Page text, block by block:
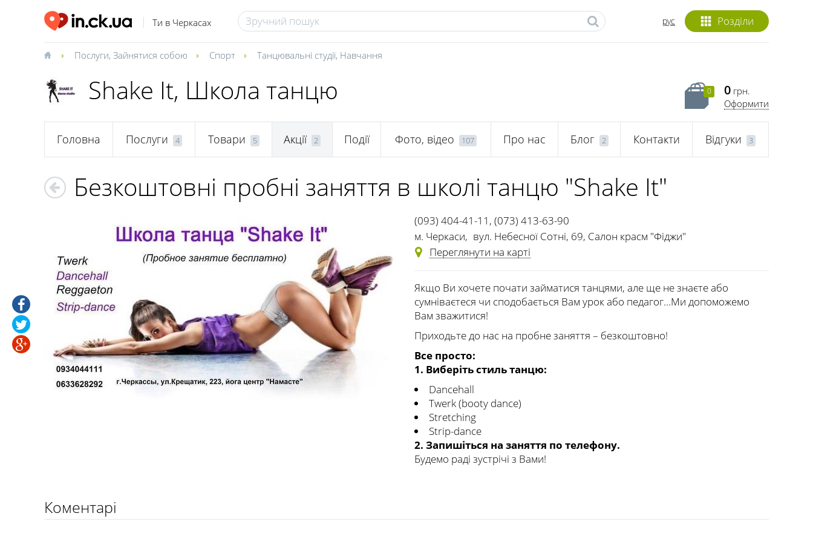
Ти в Черкасах Розділи
рус
Послуги, Зайнятися собою Спорт Танцювальні студії, Навчання
Shake It, Школа танцю 0 0 грн.
Оформити
Головна Послуги 4 Товари 5 Акції 2 Події Фото, відео 107 Про нас Блог 2 Контакти Відгуки 3
Безкоштовні пробні заняття в школі танцю "Shake It"
(093) 404-41-11 , (073) 413-63-90
м. Черкаси, вул. Небесної Сотні, 69, Салон красм "Фіджи"
Переглянути на карті
Якщо Ви хочете почати займатися танцями, але ще не знаєте або
сумніваєтеся чи сподобається Вам урок або педагог...Ми допоможемо
Вам зважитися!
Приходьте до нас на пробне заняття – безкоштовно!
Все просто:
1. Виберіть стиль танцю:
Dancehall
Twerk (booty dance)
Stretching
Strip-dance
2. Запишіться на заняття по телефону.
Будемо раді зустрічі з Вами!
Коментарі